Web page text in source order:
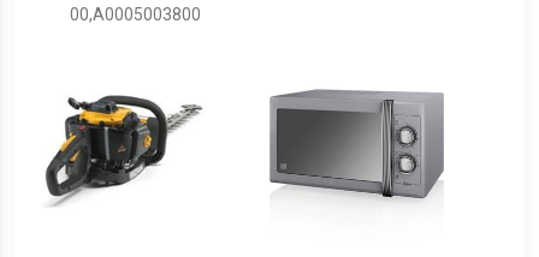
00,A0005003800